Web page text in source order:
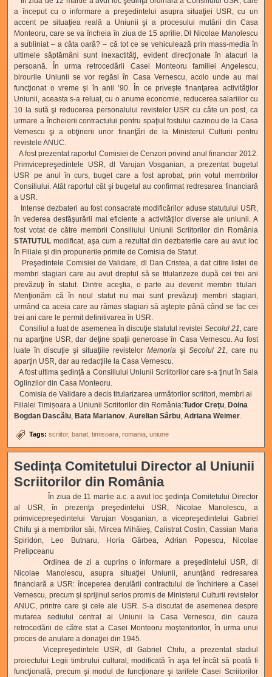
a început cu o informare a preşedintelui asupra situaţiei USR, cu un
accent pe situaţiea reală a Uniunii şi a procesului mutării din Casa
Monteoru, care se va încheia în ziua de 15 aprilie. Dl Nicolae Manolescu
a subliniat – a câta oară? – că tot ce se vehiculează prin mass-media în
ultimele săptămâni sunt inexactităţi, evident direcţionate în atacuri la
persoană. În urma retrocedării Casei Monteoru familiei Angelescu,
birourile Uniunii se vor regăsi în Casa Vernescu, acolo unde au mai
funcţionat o vreme şi în anii ʼ90. În ce priveşte finanţarea activităţilor
Uniunii, aceasta s-a reluat, cu o anume economie, reducerea salariilor cu
10 la sută şi reducerea personalului revistelor USR cu câte un post, ca
urmare a încheierii contractului pentru spaţiul fostului cazinou de la Casa
Vernescu şi a obţinerii unor finanţări de la Ministerul Culturii pentru
revistele ANUC.
A fost prezentat raportul Comisiei de Cenzori privind anul financiar 2012.
Primvicepreşedintele USR, dl Varujan Vosganian, a prezentat bugetul
USR pe anul în curs, buget care a fost aprobat, prin votul membrilor
Consiliului. Atât raportul cât şi bugetul au confirmat redresarea financiară
a USR.
Intense dezbateri au fost consacrate modificărilor aduse statutului USR,
în vederea desfăşurării mai eficiente a activităţilor diverse ale uniunii. A
fost votat de către membrii Consiliului Uniunii Scriitorilor din România
STATUTUL modificat, aşa cum a rezultat din dezbaterile care au avut loc
în Filiale şi din propunerile primite de Comisia de Statut.
Preşedintele Comisiei de Validare, dl Dan Cristea, a dat citire listei de
membri stagiari care au avut dreptul să se titularizeze după cei trei ani
prevăzuţi în statut. Dintre aceştia, o parte au devenit membri titulari.
Menţionăm că în noul statut nu mai sunt prevăzuţi membri stagiari,
urmând ca aceia care au rămas stagiari să aştepte până când se fac cei
trei ani care le permit definitivarea în USR.
Consiliul a luat de asemenea în discuţie statutul revistei Secolul 21, care
nu aparţine USR, dar deţine spaţii generoase în Casa Vernescu. Au fost
luate în discuţie şi situaţiile revistelor Memoriaşi Secolul 21, care nu
aparţin USR, dar au redacţiile la Casa Vernescu.
A fost ultima şedinţă a Consiliului Uniunii Scriitorilor care s-a ţinut în Sala
Oglinzilor din Casa Monteoru.
Comisia de Validare a decis titularizarea următorilor scriitori, membri ai
Filialei Timișoara a Uniunii Scriitorilor din România:Tudor Creţu, Doina
Bogdan Dascălu, Bata Marianov, Aurelian Sârbu,Adriana Weimer.
Tags:scriitor banat timisoara romania uniune
Sedința Comitetului Director al Uniunii
Scriitorilor din România
În ziua de 11 martie a.c. a avut loc şedinţa Comitetului Director
al USR, în prezenţa preşedintelui USR, Nicolae Manolescu, a
primvicepreşedintelui Varujan Vosganian, a vicepreşedintelui Gabriel
Chifu şi a membrilor săi, Mircea Mihăieş, Calistrat Costin, Cassian Maria
Spiridon, Leo Butnaru, Horia Gârbea, Adrian Popescu, Nicolae
Prelipceanu
Ordinea de zi a cuprins o informare a preşedintelui USR, dl
Nicolae Manolescu, asupra situaţiei Uniunii, anunţând redresarea
financiară a USR: începerea derulării contractului de închiriere a Casei
Vernescu, precum şi sprijinul serios promis de Ministerul Culturii revistelor
ANUC, printre care şi cele ale USR. S-a discutat de asemenea despre
mutarea sediului central al Uniunii la Casa Vernescu, din cauza
retrocedării de către stat a Casei Monteoru moştenitorilor, în urma unui
proces de anulare a donaţiei din 1945.
Vicepreşedintele USR, dl Gabriel Chifu, a prezentat stadiul
proiectului Legii timbrului cultural, modificată în aşa fel încât să poată fi
funcţională, precum şi modul de funcţionare şi tarifele Casei Scriitorilor